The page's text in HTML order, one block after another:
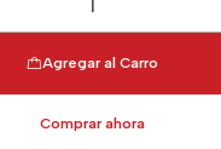
Agregar al Carro
Comprar ahora